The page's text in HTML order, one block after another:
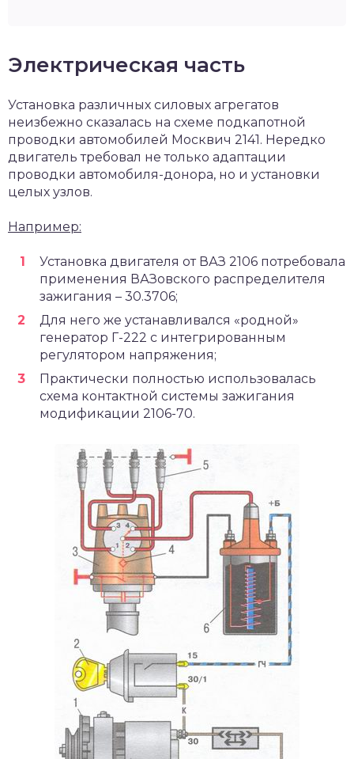
Электрическая часть
Установка различных силовых агрегатов
неизбежно сказалась на схеме подкапотной
проводки автомобилей Москвич 2141. Нередко
двигатель требовал не только адаптации
проводки автомобиля-донора, но и установки
целых узлов.
Например:
Установка двигателя от ВАЗ 2106 потребовала
применения ВАЗовского распределителя
зажигания – 30.3706;
Для него же устанавливался «родной»
генератор Г-222 с интегрированным
регулятором напряжения;
Практически полностью использовалась
схема контактной системы зажигания
модификации 2106-70.